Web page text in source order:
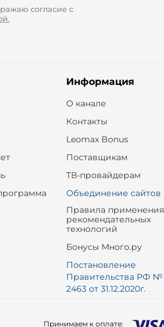
согласие с
Информация
О канале
Контакты
Leomax Bonus
Поставщикам
ТВ-провайдерам
Объединение сайтов
Правила применения
рекомендательных
технологий
Бонусы Много.ру
Постановление
Правительства РФ №
2463 от 31.12.2020г.
Принимаем к оплате: